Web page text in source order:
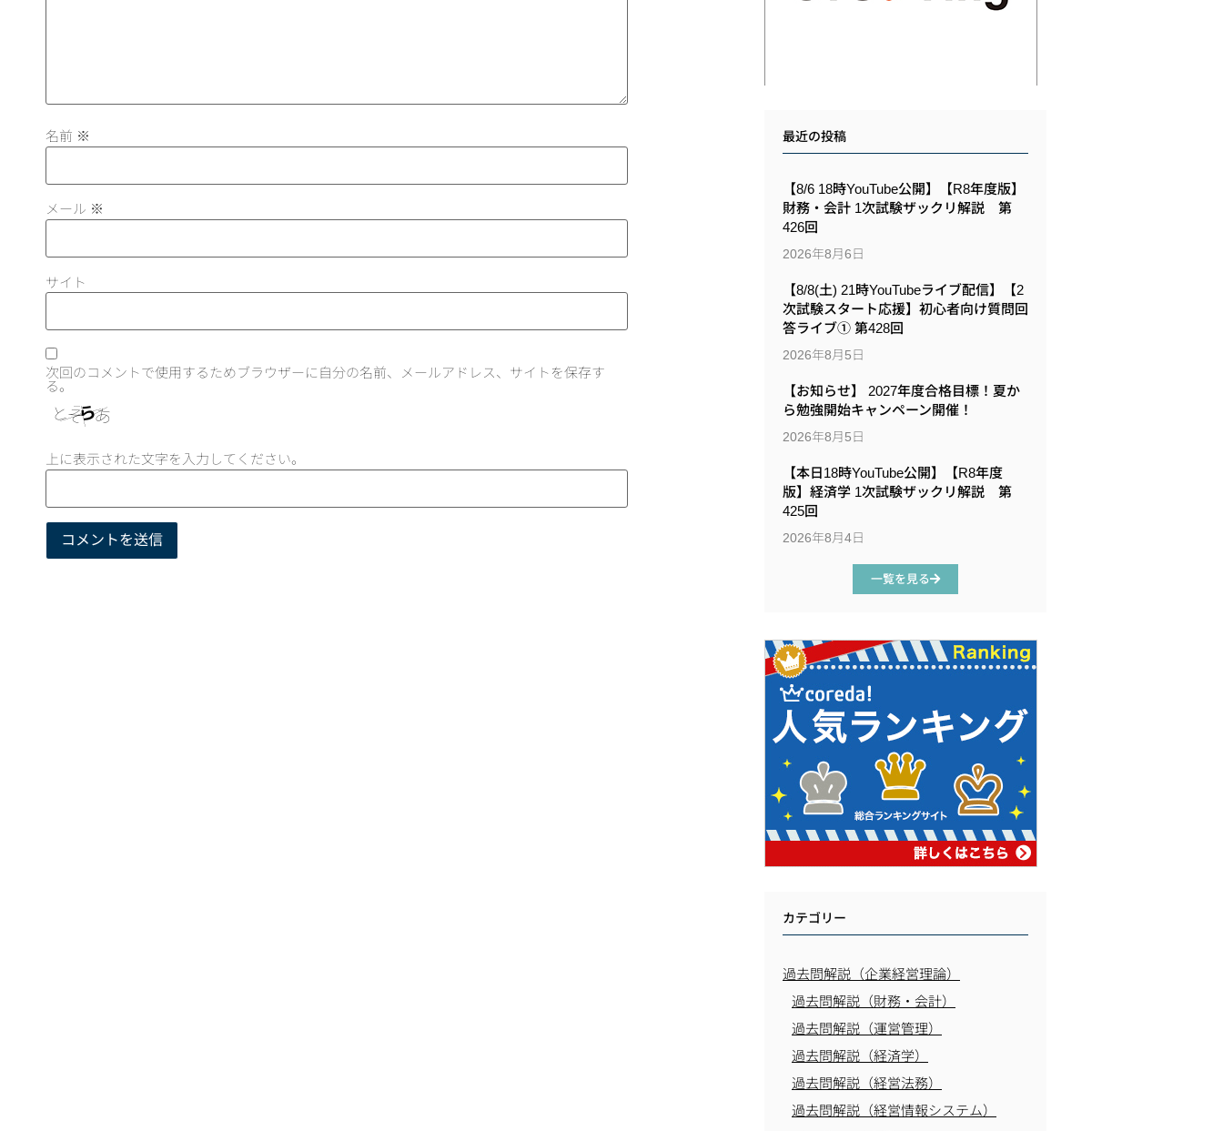
名前 ※
メール ※
サイト
次回のコメントで使用するためブラウザーに自分の名前、メールアドレス、サイトを保存す
る。
上に表示された文字を入力してください。
最近の投稿
【8/6 18時YouTube公開】【R8年度版】
財務・会計 1次試験ザックリ解説 第
426回
2026年8月6日
【8/8(土) 21時YouTubeライブ配信】【2
次試験スタート応援】初心者向け質問回
答ライブ① 第428回
2026年8月5日
【お知らせ】 2027年度合格目標！夏か
ら勉強開始キャンペーン開催！
2026年8月5日
【本日18時YouTube公開】【R8年度
版】経済学 1次試験ザックリ解説 第
425回
2026年8月4日
一覧を見る
カテゴリー
過去問解説（企業経営理論）
過去問解説（財務・会計）
過去問解説（運営管理）
過去問解説（経済学）
過去問解説（経営法務）
過去問解説（経営情報システム）